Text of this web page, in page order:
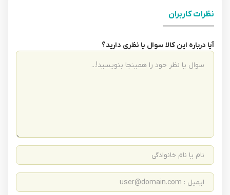
نظرات کاربران
آیا درباره این کالا سوال یا نظری دارید؟